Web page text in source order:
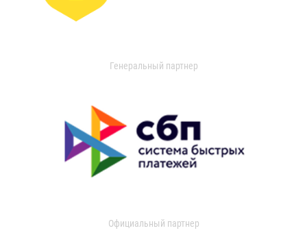
Генеральный партнер
Официальный партнер